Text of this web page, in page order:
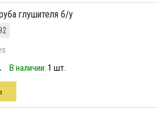
глушителя б/у
В наличии: 1 шт.